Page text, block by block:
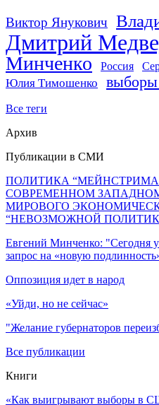
Виктор Янукович
Дмитрий
Минченко
Россия
Юлия Тимошенко выборы
Все теги
Архив
Публикации в СМИ
ПОЛИТИКА
СОВРЕМЕННОМ
МИРОВОГО
“НЕВОЗМОЖНОЙ
Евгений Минченко: "Сегодня
запрос на «новую
Оппозиция идет в народ
«Уйди, но не сейчас»
"Желание губернаторов
Все публикации
Книги
«Как выигрывают выборы в